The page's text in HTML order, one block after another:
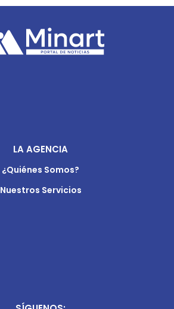
LA AGENCIA
¿Quiénes Somos?
Nuestros Servicios